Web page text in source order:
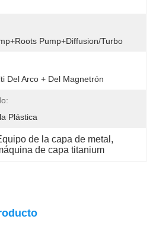
Pump+Diffusion/Turbo
Del Arco + Del Magnetrón
Plástica
de la capa de metal ,
de capa titanium